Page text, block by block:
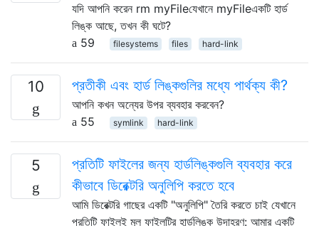
যদি আপনি করেন rm myFileযেখানে myFileএকটি হার্ড
লিঙ্ক আছে, তখন কী ঘটে?
59
filesystems files hard-link
10 প্রতীকী এবং হার্ড লিঙ্কগুলির মধ্যে পার্থক্য কী?
আপনি কখন অন্যের উপর ব্যবহার করবেন?
55
symlink hard-link
5
প্রতিটি ফাইলের জন্য হার্ডলিঙ্কগুলি ব্যবহার করে
কীভাবে ডিরেক্টরি অনুলিপি করতে হবে
আমি ডিরেক্টরি গাছের একটি "অনুলিপি" তৈরি করতে চাই যেখানে
প্রতিটি ফাইলই মূল ফাইলটির হার্ডলিঙ্ক উদাহরণ: আমার একটি